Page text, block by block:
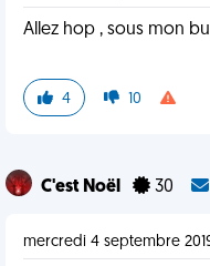
Allez hop , sous mon
4 10
C'est Noël 30
mercredi 4 septembre